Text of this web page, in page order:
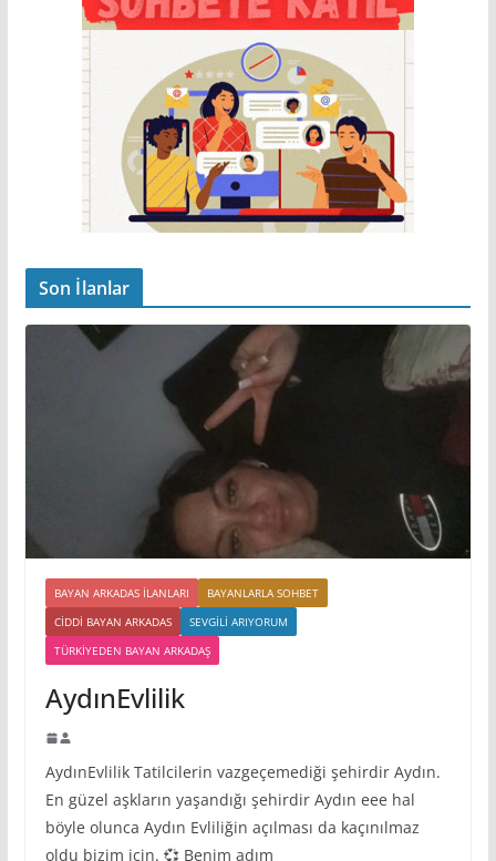
Son İlanlar
BAYAN ARKADAS ILANLARI
BAYANLARLA SOHBET
CIDDI BAYAN ARKADAS
SEVGILI ARIYORUM
TÜRKIYEDEN BAYAN ARKADAŞ
AydınEvlilik
AydınEvlilik Tatilcilerin vazgeçemediği şehirdir Aydın.
En güzel aşkların yaşandığı şehirdir Aydın eee hal
böyle olunca Aydın Evliliğin açılması da kaçınılmaz
oldu bizim için. 💞 Benim adım